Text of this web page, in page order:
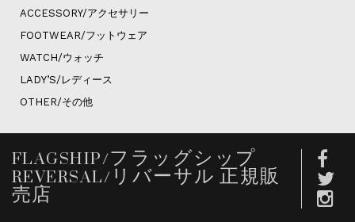
ACCESSORY/アクセサリー
FOOTWEAR/フットウェア
WATCH/ウォッチ
LADY’S/レディース
OTHER/その他
FLAGSHIP/フラッグシップ
REVERSAL/リバーサル 正規販
売店